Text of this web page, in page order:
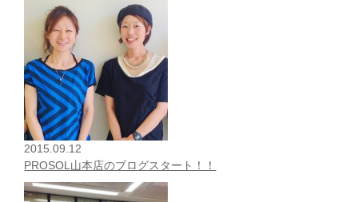
2015.09.12
PROSOL山本店のブログスタート！！